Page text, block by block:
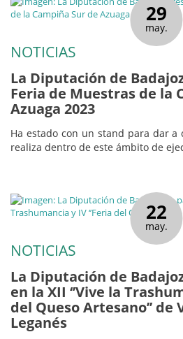
29
may.
NOTICIAS
La Diputación de
Feria de Muestras de la
Azuaga 2023
Ha estado con un stand para dar a
realiza dentro de este ámbito de
22
may.
NOTICIAS
La Diputación de
en la XII ‘’Vive la
del Queso Artesano’’ de
Leganés